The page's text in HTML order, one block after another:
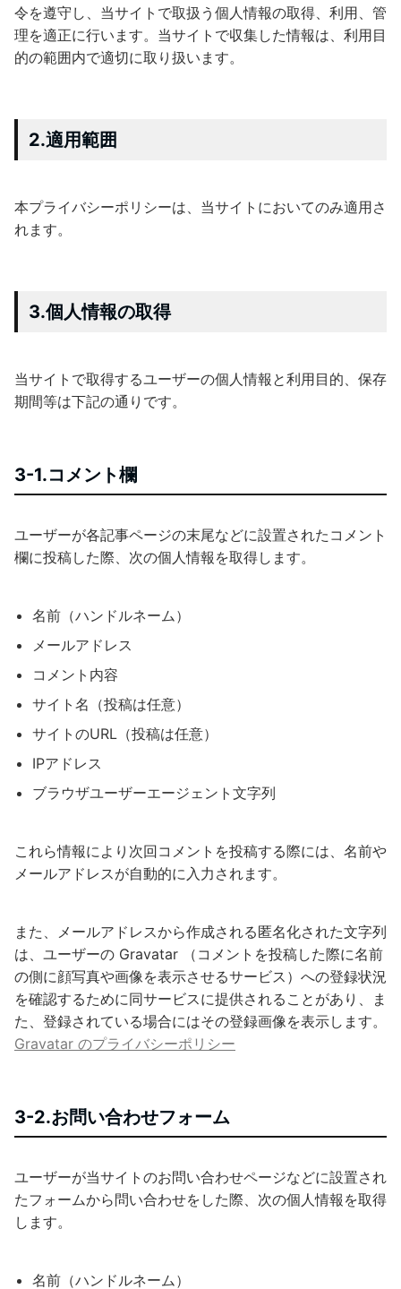
令を遵守し、当サイトで取扱う個人情報の取得、利用、管
理を適正に行います。当サイトで収集した情報は、利用目
的の範囲内で適切に取り扱います。
2.適用範囲
本プライバシーポリシーは、当サイトにおいてのみ適用さ
れます。
3.個人情報の取得
当サイトで取得するユーザーの個人情報と利用目的、保存
期間等は下記の通りです。
3-1.コメント欄
ユーザーが各記事ページの末尾などに設置されたコメント
欄に投稿した際、次の個人情報を取得します。
名前（ハンドルネーム）
メールアドレス
コメント内容
サイト名（投稿は任意）
サイトのURL（投稿は任意）
IPアドレス
ブラウザユーザーエージェント文字列
これら情報により次回コメントを投稿する際には、名前や
メールアドレスが自動的に入力されます。
また、メールアドレスから作成される匿名化された文字列
は、ユーザーの Gravatar （コメントを投稿した際に名前
の側に顔写真や画像を表示させるサービス）への登録状況
を確認するために同サービスに提供されることがあり、ま
た、登録されている場合にはその登録画像を表示します。
Gravatar のプライバシーポリシー
3-2.お問い合わせフォーム
ユーザーが当サイトのお問い合わせページなどに設置され
たフォームから問い合わせをした際、次の個人情報を取得
します。
名前（ハンドルネーム）